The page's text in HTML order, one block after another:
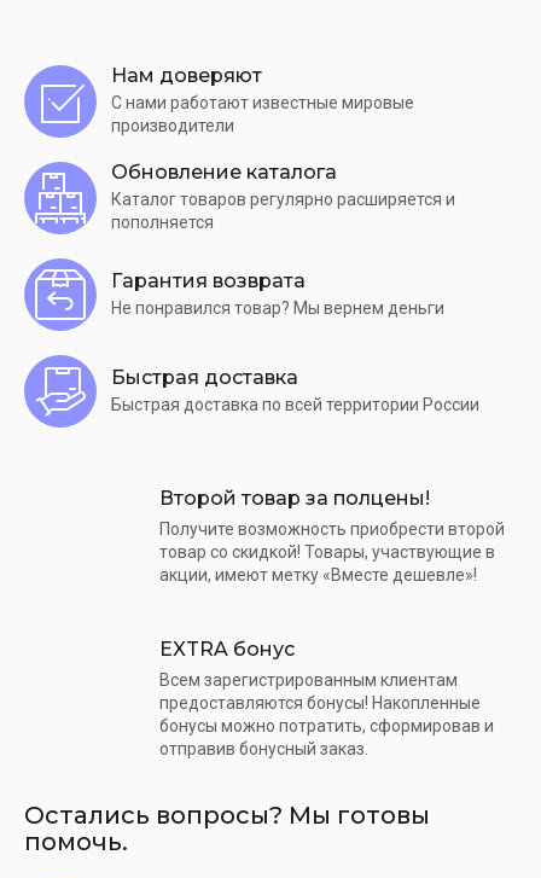
Нам доверяют
С нами работают известные мировые
производители
Обновление каталога
Каталог товаров регулярно расширяется и
пополняется
Гарантия возврата
Не понравился товар? Мы вернем деньги
Быстрая доставка
Быстрая доставка по всей территории России
Второй товар за полцены!
Получите возможность приобрести второй
товар со скидкой! Товары, участвующие в
акции, имеют метку «Вместе дешевле»!
EXTRA бонус
Всем зарегистрированным клиентам
предоставляются бонусы! Накопленные
бонусы можно потратить, сформировав и
отправив бонусный заказ.
Остались вопросы? Мы готовы
помочь.